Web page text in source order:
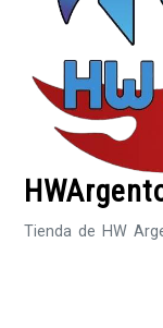
Tienda de HW